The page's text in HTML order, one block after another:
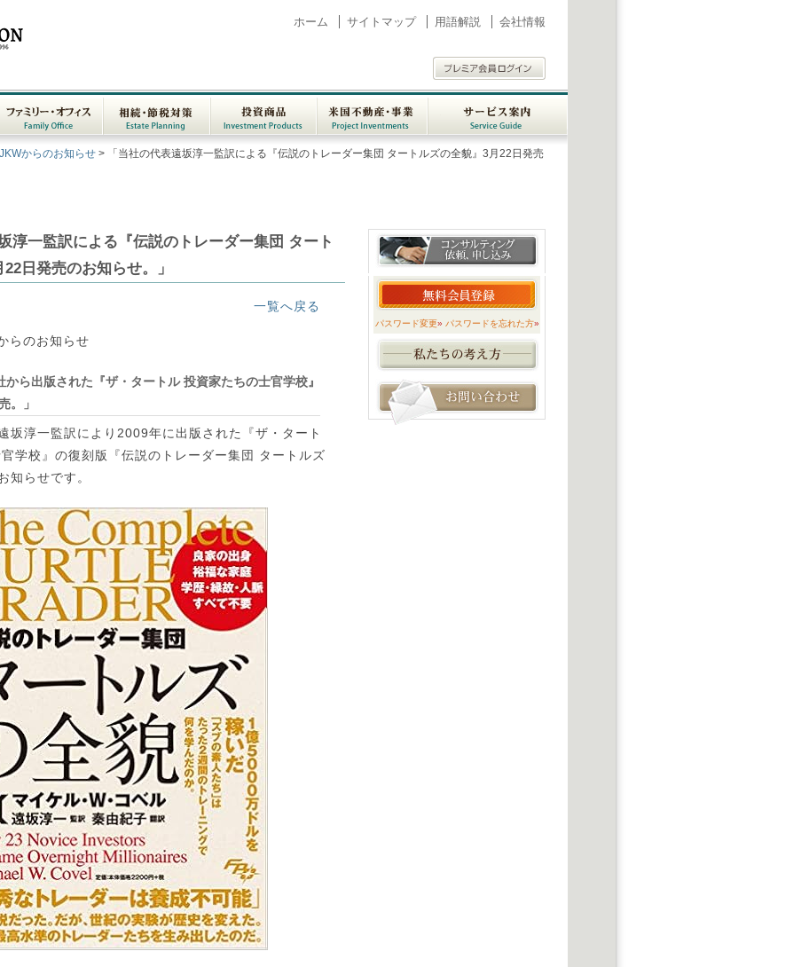
ホーム サイトマップ 用語解説 会社情報
ファミリー・オフ
相続・節税対策
投資商品
米国不動産・事業
サービス案内Service
JKWからのお知らせ > 「当社の代表遠坂淳一監訳による『伝説のトレーダー集団 タートルズの全貌』3月22日発売
淳一監訳による『伝説のトレーダー集団 タート
日発売のお知らせ。」
一覧へ戻る
らのお知らせ
から出版された『ザ・タートル 投資家たちの士官学校』
。」
坂淳一監訳により2009年に出版された『ザ・タート
学校』の復刻版『伝説のトレーダー集団 タートルズ
知らせです。
パスワード変更» パスワードを忘れた方»